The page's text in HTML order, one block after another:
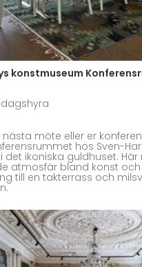
konstmuseum
dagshyra
möte eller er
hos Sven-
det ikoniska guldhuset. Här
atmosfär bland konst
till en takterrass och